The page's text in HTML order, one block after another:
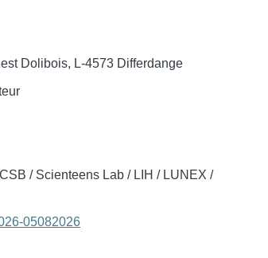
Dolibois, L-4573 Differdange
/ Scienteens Lab / LIH / LUNEX /
05082026